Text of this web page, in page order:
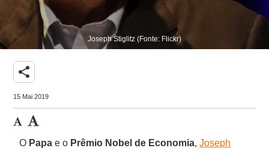
Joseph Stiglitz (Fonte: Flickr)
share
15 Mai 2019
O Papa e o Prêmio Nobel de Economia,Joseph